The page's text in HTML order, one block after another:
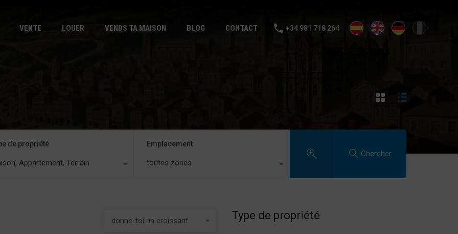
VENDS TA MAISON BLOG
CONTACT
VENTE LOUER VENDS TA MAISON BLOG CONTACT +34 981 718 264
de propriété
Appartement, Terrain
Emplacement
toutes zones
Chercher
donne-toi un croissant Type de propriété